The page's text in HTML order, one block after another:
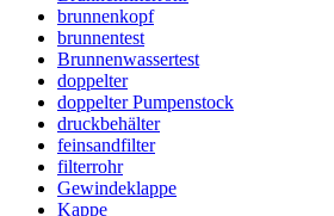
brunnenkopf
brunnentest
Brunnenwassertest
doppelter
doppelter Pumpenstock
druckbehälter
feinsandfilter
filterrohr
Gewindeklappe
Kappe